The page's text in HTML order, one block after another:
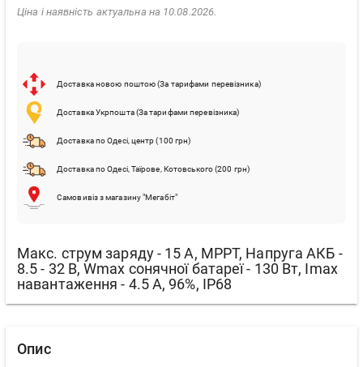
Ціна і наявність актуальна на 10.08.2026.
Доставка новою поштою (За тарифами перевізника)
Доставка Укрпошта (За тарифами перевізника)
Доставка по Одесі, центр (100 грн)
Доставка по Одесі, Таїрове, Котовського (200 грн)
Самовивіз з магазину "Мегабіт"
Макс. струм заряду - 15 А, MPPT, Напруга АКБ -
8.5 - 32 В, Wmax сонячної батареї - 130 Вт, Imax
навантаження - 4.5 A, 96%, IP68
Опис